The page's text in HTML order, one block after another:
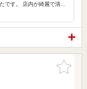
です。 店内が綺麗で清…
お気に入
りに追加